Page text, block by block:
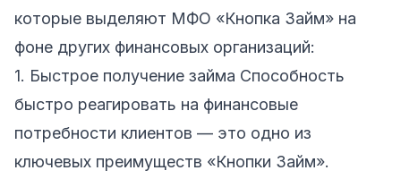
которые выделяют МФО «Кнопка Займ» на
фоне других финансовых организаций:
1. Быстрое получение займа Способность
быстро реагировать на финансовые
потребности клиентов — это одно из
ключевых преимуществ «Кнопки Займ».